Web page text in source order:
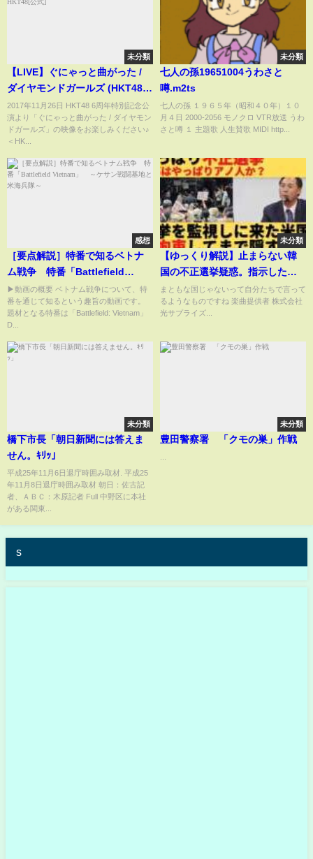
未分類
【LIVE】ぐにゃっと曲がった /
ダイヤモンドガールズ (HKT48 6
周年特別記念公演)／HKT48[公
式]
2017年11月26日 HKT48 6周年特別記念公
演より「ぐにゃっと曲がった / ダイヤモン
ドガールズ」の映像をお楽しみください♪
＜HK...
未分類
七人の孫19651004うわさと
噂.m2ts
七人の孫 １９６５年（昭和４０年）１０
月４日 2000-2056 モノクロ VTR放送 うわ
さと噂 １ 主題歌 人生賛歌 MIDI http...
感想
［要点解説］特番で知るベトナ
ム戦争 特番「Battlefield
Vietnam」 ～ケサン戦闘基地と
米海兵隊～
▶動画の概要 ベトナム戦争について、特
番を通じて知るという趣旨の動画です。
題材となる特番は「Battlefield: Vietnam」
D...
未分類
【ゆっくり解説】止まらない韓
国の不正選挙疑惑。指示したの
はやっぱりアノ人？監視しに来
た米国人を拘束してまで隠し通
す。
まともな国じゃないって自分たちで言って
るようなものですね 楽曲提供者 株式会社
光サプライズ...
未分類
橋下市長「朝日新聞には答えま
せん。ｷﾘｯ」
平成25年11月6日退庁時囲み取材. 平成25
年11月8日退庁時囲み取材 朝日：佐古記
者、ＡＢＣ：木原記者 Full 中野区に本社
がある関東...
未分類
豊田警察署 「クモの巣」作戦
s